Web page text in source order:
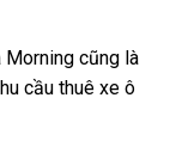
Morning cũng là
cầu thuê xe ô